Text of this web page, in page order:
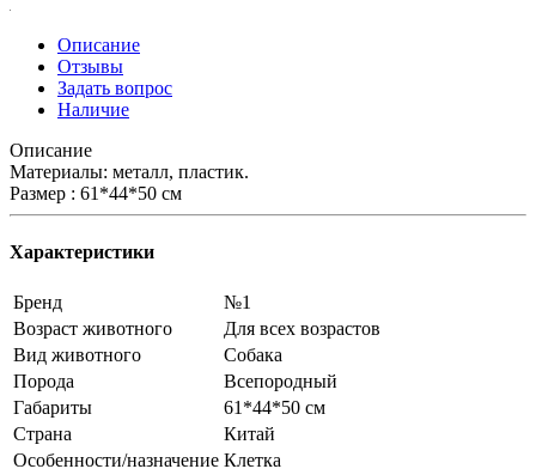
Описание
Отзывы
Задать вопрос
Наличие
Описание
Материалы: металл, пластик.
Размер : 61*44*50 см
Характеристики
Бренд
№1
Возраст животного
Для всех возрастов
Вид животного
Собака
Порода
Всепородный
Габариты
61*44*50 см
Страна
Китай
Особенности/назначение Клетка